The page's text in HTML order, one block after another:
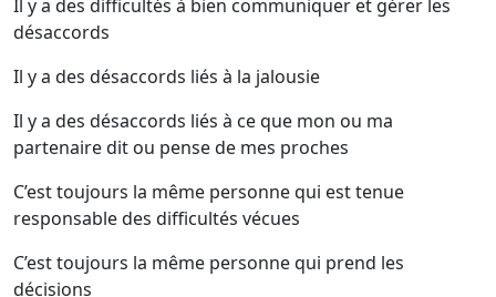
Il y a des difficultés à bien communiquer et gérer les
désaccords
Il y a des désaccords liés à la jalousie
Il y a des désaccords liés à ce que mon ou ma
partenaire dit ou pense de mes proches
C’est toujours la même personne qui est tenue
responsable des difficultés vécues
C’est toujours la même personne qui prend les
décisions